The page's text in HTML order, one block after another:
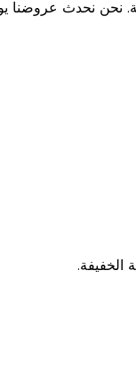
نحن نحدث عروضنا
الخفيفة.